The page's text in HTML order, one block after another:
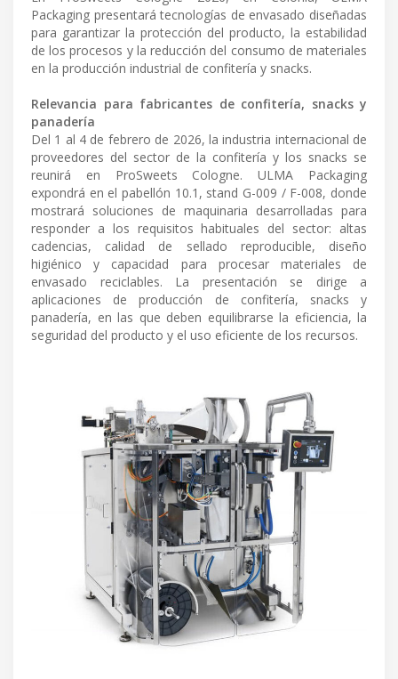
Packaging presentará tecnologías de envasado diseñadas
para garantizar la protección del producto, la estabilidad
de los procesos y la reducción del consumo de materiales
en la producción industrial de confitería y snacks.
Relevancia para fabricantes de confitería, snacks y
panadería
Del 1 al 4 de febrero de 2026, la industria internacional de
proveedores del sector de la confitería y los snacks se
reunirá en ProSweets Cologne. ULMA Packaging
expondrá en el pabellón 10.1, stand G-009 / F-008, donde
mostrará soluciones de maquinaria desarrolladas para
responder a los requisitos habituales del sector: altas
cadencias, calidad de sellado reproducible, diseño
higiénico y capacidad para procesar materiales de
envasado reciclables. La presentación se dirige a
aplicaciones de producción de confitería, snacks y
panadería, en las que deben equilibrarse la eficiencia, la
seguridad del producto y el uso eficiente de los recursos.